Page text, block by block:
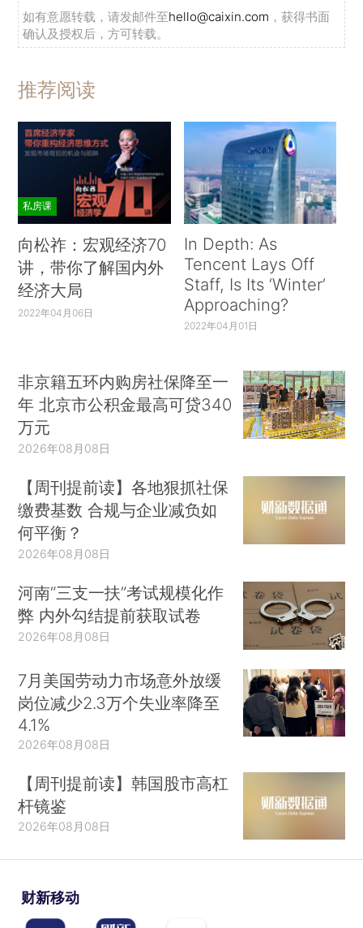
如有意愿转载，请发邮件至hello@caixin.com ，获得书面
确认及授权后，方可转载。
推荐阅读
私房课
向松祚：宏观经济70
讲，带你了解国内外
经济大局
2022年04月06日
In Depth: As
Tencent Lays Off
Staff, Is Its ‘Winter’
Approaching?
2022年04月01日
非京籍五环内购房社保降至一
年 北京市公积金最高可贷340
万元
2026年08月08日
【周刊提前读】各地狠抓社保
缴费基数 合规与企业减负如
何平衡？
2026年08月08日
河南“三支一扶”考试规模化作
弊 内外勾结提前获取试卷
2026年08月08日
7月美国劳动力市场意外放缓
岗位减少2.3万个失业率降至
4.1%
2026年08月08日
【周刊提前读】韩国股市高杠
杆镜鉴
2026年08月08日
财新移动